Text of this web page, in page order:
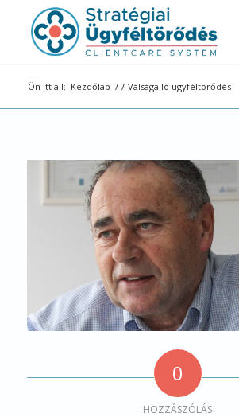
Ön itt áll: Kezdőlap / / Válságálló ügyféltörődés
0
HOZZÁSZÓLÁS